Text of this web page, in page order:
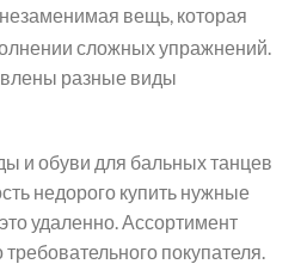
вещь, которая
сложных упражнений.
разные виды
и обуви для бальных танцев
недорого купить нужные
удаленно. Ассортимент
покупателя.